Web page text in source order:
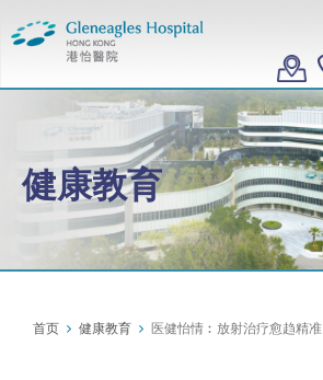
健康教育
首页 健康教育 医健怡情︰放射治疗愈趋精准